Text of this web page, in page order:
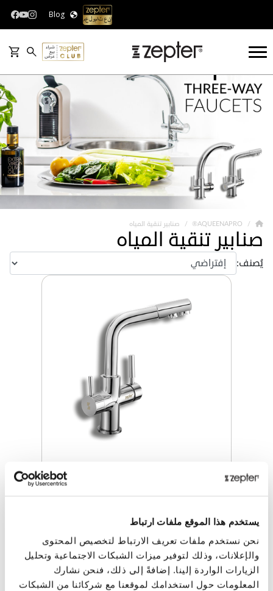
يستخدم هذا الموقع ملفات ارتباط
نحن نستخدم ملفات تعريف الارتباط لتخصيص المحتوى
والإعلانات، وذلك لتوفير ميزات الشبكات الاجتماعية وتحليل
الزيارات الواردة إلينا. إضافةً إلى ذلك، فنحن نشارك
المعلومات حول استخدامك لموقعنا مع شركائنا من الشبكات
Blog
AQUEENAPRO® صنابير تنقية المياه
صنابير تنقية المياه
يُصنف:
ZepterClub سعر
سجل للشراء
من -5% إلى -40%